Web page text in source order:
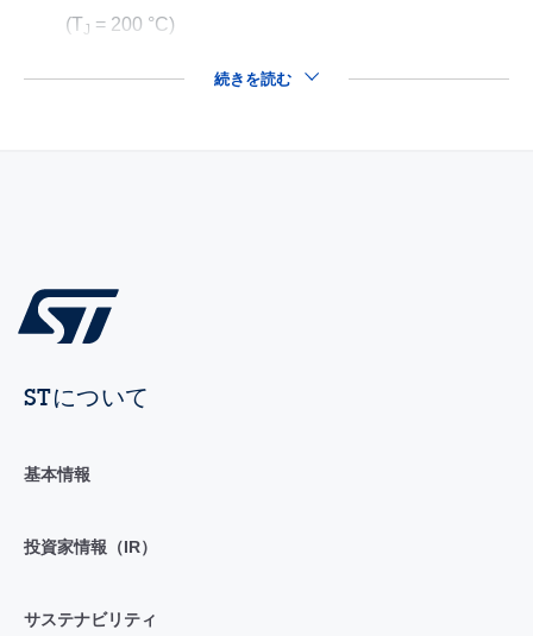
(TJ = 200 °C)
続きを読む
STについて
基本情報
投資家情報（IR）
サステナビリティ